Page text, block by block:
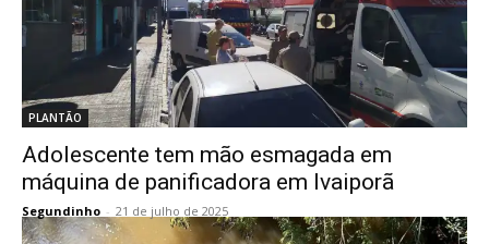
PLANTÃO
Adolescente tem mão esmagada em
máquina de panificadora em Ivaiporã
Segundinho - 21 de julho de 2025